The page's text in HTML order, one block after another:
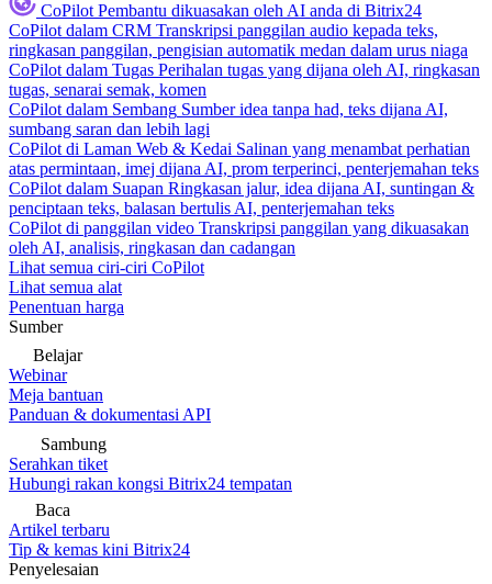
CoPilot Pembantu dikuasakan oleh AI anda di Bitrix24
CoPilot dalam CRM Transkripsi panggilan audio kepada teks,
ringkasan panggilan, pengisian automatik medan dalam urus niaga
CoPilot dalam Tugas Perihalan tugas yang dijana oleh AI, ringkasan
tugas, senarai semak, komen
CoPilot dalam Sembang Sumber idea tanpa had, teks dijana AI,
sumbang saran dan lebih lagi
CoPilot di Laman Web & Kedai Salinan yang menambat perhatian
atas permintaan, imej dijana AI, prom terperinci, penterjemahan teks
CoPilot dalam Suapan Ringkasan jalur, idea dijana AI, suntingan &
penciptaan teks, balasan bertulis AI, penterjemahan teks
CoPilot di panggilan video Transkripsi panggilan yang dikuasakan
oleh AI, analisis, ringkasan dan cadangan
Lihat semua ciri-ciri CoPilot
Lihat semua alat
Penentuan harga
Sumber
Belajar
Webinar
Meja bantuan
Panduan & dokumentasi API
Sambung
Serahkan tiket
Hubungi rakan kongsi Bitrix24 tempatan
Baca
Artikel terbaru
Tip & kemas kini Bitrix24
Penyelesaian